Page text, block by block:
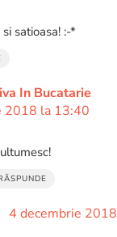
satioasa! :-*
In Bucatarie
2018 la 13:40
4 decembrie